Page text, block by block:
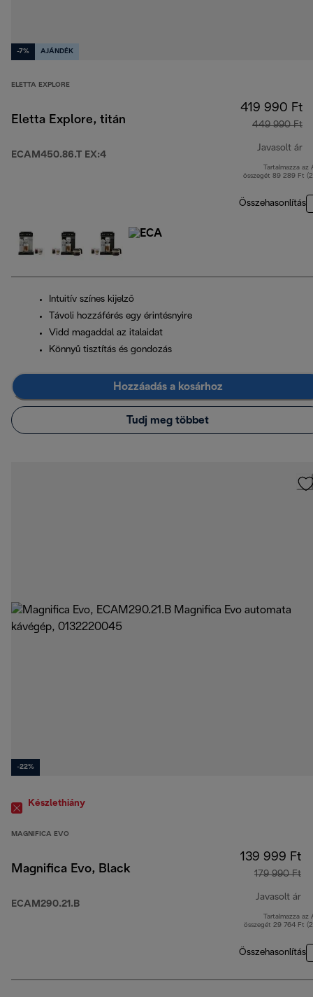
-7% AJÁNDÉK
ELETTA EXPLORE
Eletta Explore, titán
ECAM450.86.T EX:4
419 990 Ft
449 990 Ft
Javasolt ár
Tartalmazza az
összegét 89 289 Ft
Összehasonlítás
Intuitív színes kijelző
Távoli hozzáférés egy érintésnyire
Vidd magaddal az italaidat
Könnyű tisztítás és gondozás
Hozzáadás a kosárhoz
Tudj meg többet
-22%
Készlethiány
MAGNIFICA EVO
Magnifica Evo, Black
ECAM290.21.B
139 999 Ft
179 990 Ft
Javasolt ár
Tartalmazza az
összegét 29 764 Ft
Összehasonlítás